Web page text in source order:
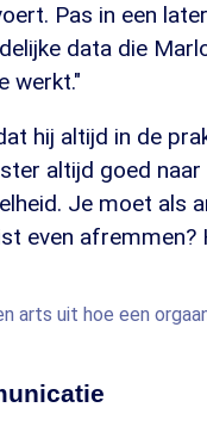
Pas in een
data die
werkt."
hij altijd in de
altijd goed
Je moet als
even afremmen?
arts uit hoe een